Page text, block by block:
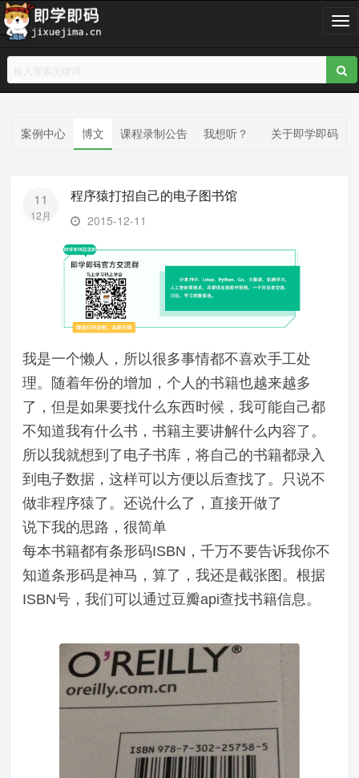
T
g
g
l
案例中心 博文 课程录制公告 我想听？ 关于即学即码
11
12月
程序猿打招自己的电子图书馆
2015-12-11
我是一个懒人，所以很多事情都不喜欢手工处
理。随着年份的增加，个人的书籍也越来越多
了，但是如果要找什么东西时候，我可能自己都
不知道我有什么书，书籍主要讲解什么内容了。
所以我就想到了电子书库，将自己的书籍都录入
到电子数据，这样可以方便以后查找了。只说不
做非程序猿了。还说什么了，直接开做了
说下我的思路，很简单
每本书籍都有条形码ISBN，千万不要告诉我你不
知道条形码是神马，算了，我还是截张图。根据
ISBN号，我们可以通过豆瓣api查找书籍信息。